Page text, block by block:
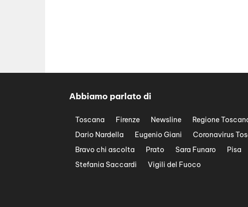
Abbiamo parlato di
Toscana Firenze Newsline Regione
Dario Nardella
Eugenio Giani Coronavirus
Bravo chi ascolta
Prato Sara Funaro Pisa
Stefania Saccardi
Vigili del Fuoco